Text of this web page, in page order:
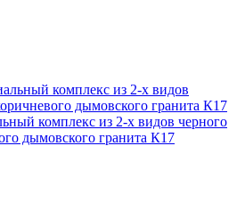
комплекс из 2-х видов черного
дымовского гранита К17